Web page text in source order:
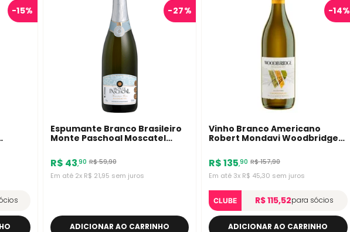
-15% -27%
Espumante Branco Brasileiro
Monte Paschoal Moscatel
R$ 43,90 R$59,90
Em até 2x R$ 21,95 sem juros
ADICIONAR AO CARRINHO
-14%
Vinho Branco Americano
Robert Mondavi Woodbridge
R$135,90 R$157,90
Em até 3x R$ 45,30 sem juros
CLUBE R$ 115,52para sócios
ADICIONAR AO CARRINHO